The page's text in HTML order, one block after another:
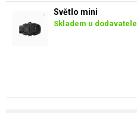
Světlo mini
Skladem u dodavatele